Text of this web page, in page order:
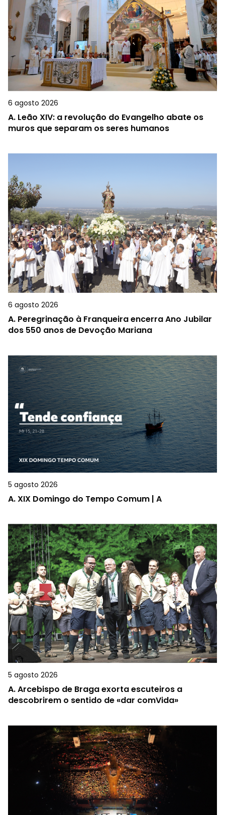
6 agosto 2026
A. Leão XIV: a revolução do Evangelho abate os
muros que separam os seres humanos
6 agosto 2026
A. Peregrinação à Franqueira encerra Ano Jubilar
dos 550 anos de Devoção Mariana
5 agosto 2026
A.XIX Domingo do Tempo Comum | A
5 agosto 2026
A.Arcebispo de Braga exorta escuteiros a
descobrirem o sentido de «dar comVida»